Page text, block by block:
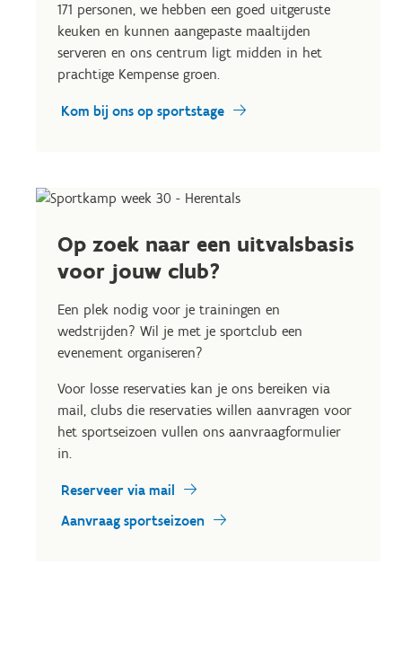
171 personen, we hebben een goed uitgeruste
keuken en kunnen aangepaste maaltijden
serveren en ons centrum ligt midden in het
prachtige Kempense groen.
Kom bij ons op sportstage
Op zoek naar een uitvalsbasis
voor jouw club?
Een plek nodig voor je trainingen en
wedstrijden? Wil je met je sportclub een
evenement organiseren?
Voor losse reservaties kan je ons bereiken via
mail, clubs die reservaties willen aanvragen voor
het sportseizoen vullen ons aanvraagformulier
in.
Reserveer via mail
Aanvraag sportseizoen